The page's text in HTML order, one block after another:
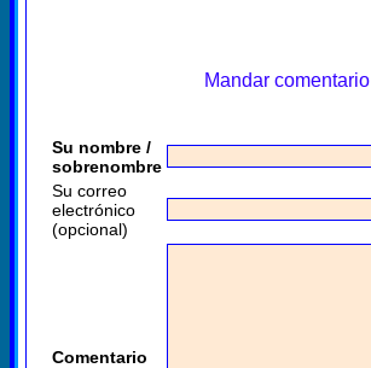
Mandar comentario
Su nombre /
sobrenombre
Su correo
electrónico
(opcional)
Comentario